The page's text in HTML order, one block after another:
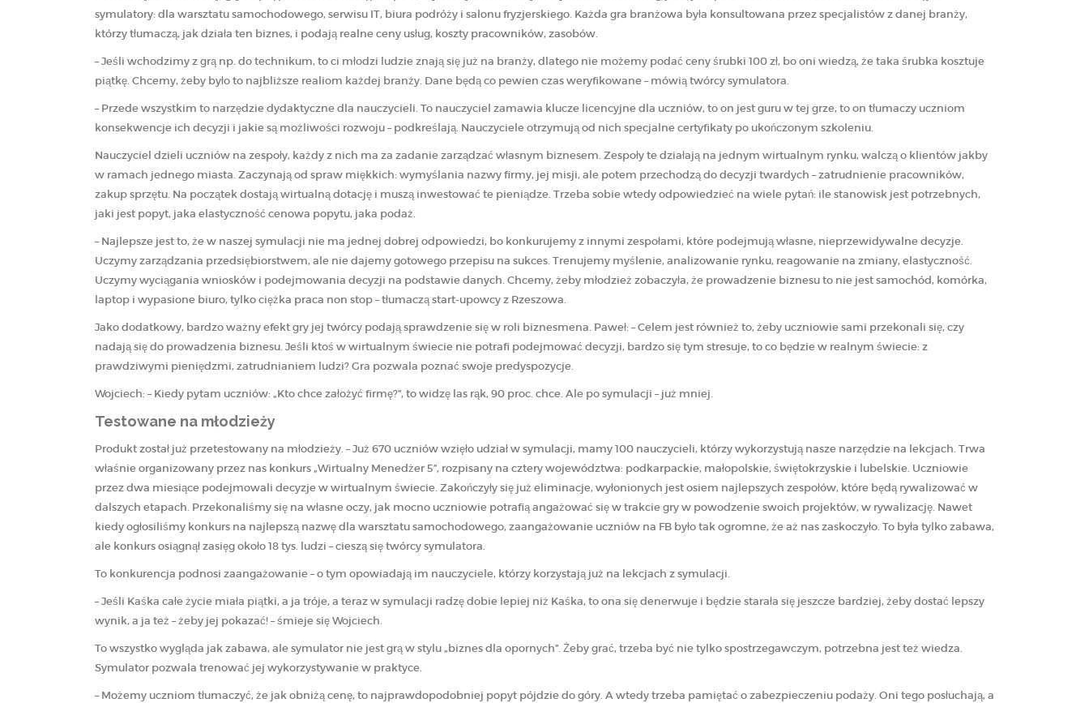
symulatory: dla warsztatu samochodowego, serwisu IT, biura podróży i salonu fryzjerskiego. Każda gra branżowa była konsultowana przez specjalistów z danej branży,
którzy tłumaczą, jak działa ten biznes, i podają realne ceny usług, koszty pracowników, zasobów.
– Jeśli wchodzimy z grą np. do technikum, to ci młodzi ludzie znają się już na branży, dlatego nie możemy podać ceny śrubki 100 zł, bo oni wiedzą, że taka śrubka kosztuje
piątkę. Chcemy, żeby było to najbliższe realiom każdej branży. Dane będą co pewien czas weryfikowane – mówią twórcy symulatora.
– Przede wszystkim to narzędzie dydaktyczne dla nauczycieli. To nauczyciel zamawia klucze licencyjne dla uczniów, to on jest guru w tej grze, to on tłumaczy uczniom
konsekwencje ich decyzji i jakie są możliwości rozwoju – podkreślają. Nauczyciele otrzymują od nich specjalne certyfikaty po ukończonym szkoleniu.
Nauczyciel dzieli uczniów na zespoły, każdy z nich ma za zadanie zarządzać własnym biznesem. Zespoły te działają na jednym wirtualnym rynku, walczą o klientów jakby
w ramach jednego miasta. Zaczynają od spraw miękkich: wymyślania nazwy firmy, jej misji, ale potem przechodzą do decyzji twardych – zatrudnienie pracowników,
zakup sprzętu. Na początek dostają wirtualną dotację i muszą inwestować te pieniądze. Trzeba sobie wtedy odpowiedzieć na wiele pytań: ile stanowisk jest potrzebnych,
jaki jest popyt, jaka elastyczność cenowa popytu, jaka podaż.
– Najlepsze jest to, że w naszej symulacji nie ma jednej dobrej odpowiedzi, bo konkurujemy z innymi zespołami, które podejmują własne, nieprzewidywalne decyzje.
Uczymy zarządzania przedsiębiorstwem, ale nie dajemy gotowego przepisu na sukces. Trenujemy myślenie, analizowanie rynku, reagowanie na zmiany, elastyczność.
Uczymy wyciągania wniosków i podejmowania decyzji na podstawie danych. Chcemy, żeby młodzież zobaczyła, że prowadzenie biznesu to nie jest samochód, komórka,
laptop i wypasione biuro, tylko ciężka praca non stop – tłumaczą start-upowcy z Rzeszowa.
Jako dodatkowy, bardzo ważny efekt gry jej twórcy podają sprawdzenie się w roli biznesmena. Paweł: – Celem jest również to, żeby uczniowie sami przekonali się, czy
nadają się do prowadzenia biznesu. Jeśli ktoś w wirtualnym świecie nie potrafi podejmować decyzji, bardzo się tym stresuje, to co będzie w realnym świecie: z
prawdziwymi pieniędzmi, zatrudnianiem ludzi? Gra pozwala poznać swoje predyspozycje.
Wojciech: – Kiedy pytam uczniów: „Kto chce założyć firmę?”, to widzę las rąk, 90 proc. chce. Ale po symulacji – już mniej.
Testowane na młodzieży
Produkt został już przetestowany na młodzieży. – Już 670 uczniów wzięło udział w symulacji, mamy 100 nauczycieli, którzy wykorzystują nasze narzędzie na lekcjach. Trwa
właśnie organizowany przez nas konkurs „Wirtualny Menedżer 5”, rozpisany na cztery województwa: podkarpackie, małopolskie, świętokrzyskie i lubelskie. Uczniowie
przez dwa miesiące podejmowali decyzje w wirtualnym świecie. Zakończyły się już eliminacje, wyłonionych jest osiem najlepszych zespołów, które będą rywalizować w
dalszych etapach. Przekonaliśmy się na własne oczy, jak mocno uczniowie potrafią angażować się w trakcie gry w powodzenie swoich projektów, w rywalizację. Nawet
kiedy ogłosiliśmy konkurs na najlepszą nazwę dla warsztatu samochodowego, zaangażowanie uczniów na FB było tak ogromne, że aż nas zaskoczyło. To była tylko zabawa,
ale konkurs osiągnął zasięg około 18 tys. ludzi – cieszą się twórcy symulatora.
To konkurencja podnosi zaangażowanie – o tym opowiadają im nauczyciele, którzy korzystają już na lekcjach z symulacji.
– Jeśli Kaśka całe życie miała piątki, a ja tróje, a teraz w symulacji radzę dobie lepiej niż Kaśka, to ona się denerwuje i będzie starała się jeszcze bardziej, żeby dostać lepszy
wynik, a ja też – żeby jej pokazać! – śmieje się Wojciech.
To wszystko wygląda jak zabawa, ale symulator nie jest grą w stylu „biznes dla opornych”. Żeby grać, trzeba być nie tylko spostrzegawczym, potrzebna jest też wiedza.
Symulator pozwala trenować jej wykorzystywanie w praktyce.
– Możemy uczniom tłumaczyć, że jak obniżą cenę, to najprawdopodobniej popyt pójdzie do góry. A wtedy trzeba pamiętać o zabezpieczeniu podaży. Oni tego posłuchają, a